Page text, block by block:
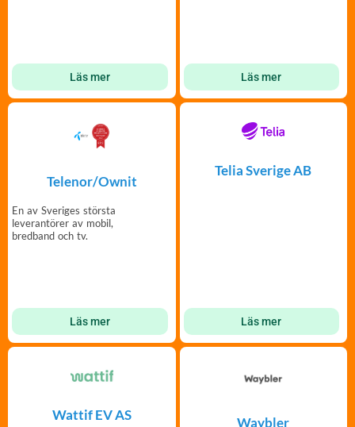
Läs mer Läs mer
Telenor/Ownit
En av Sveriges största
leverantörer av mobil,
bredband och tv.
Läs mer
Telia Sverige AB
Läs mer
Wattif EV AS
Waybler